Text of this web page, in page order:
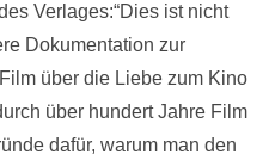
Verlages:“Dies ist nicht
Dokumentation zur
über die Liebe zum Kino
über hundert Jahre Film
dafür, warum man den